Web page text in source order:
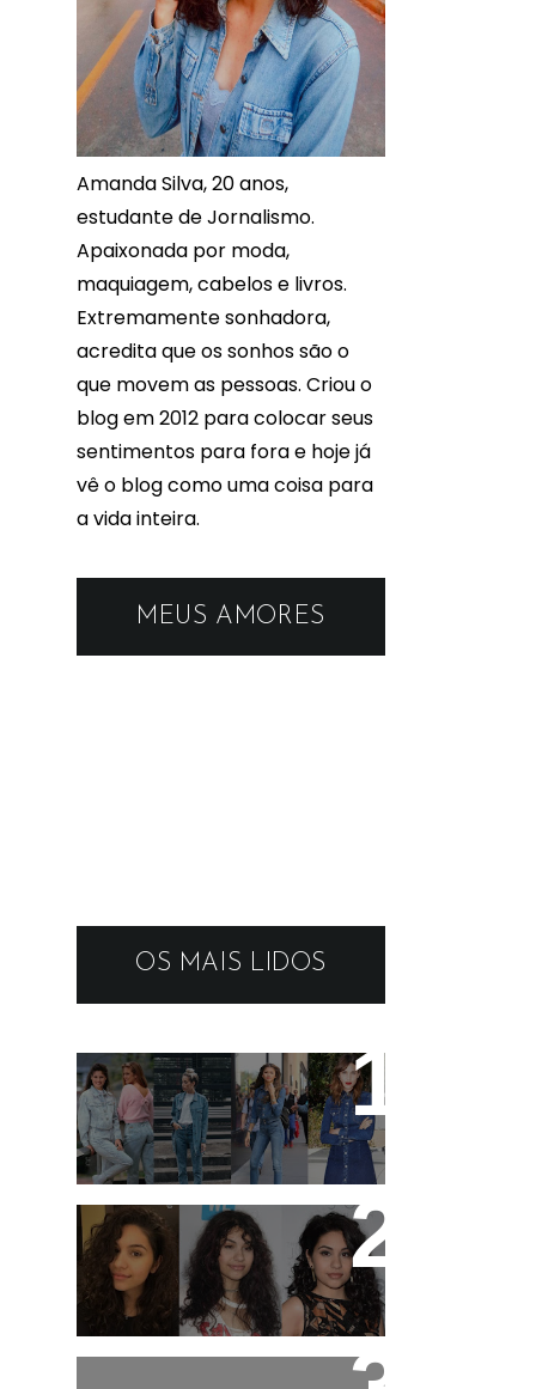
Amanda Silva, 20 anos,
estudante de Jornalismo.
Apaixonada por moda,
maquiagem, cabelos e livros.
Extremamente sonhadora,
acredita que os sonhos são o
que movem as pessoas. Criou o
blog em 2012 para colocar seus
sentimentos para fora e hoje já
vê o blog como uma coisa para
a vida inteira.
MEUS AMORES
OS MAIS LIDOS
19 tendências dos
anos 90 que estão em
alta
11 artistas que tem o
cabelo ondulado para
você se inspirar!